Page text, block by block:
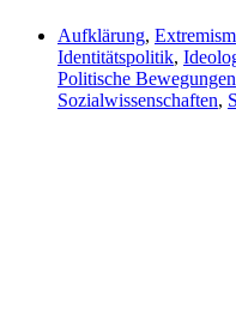
Aufklärung,
Identitätspolitik,
Politische Bewegungen
Sozialwissenschaften,